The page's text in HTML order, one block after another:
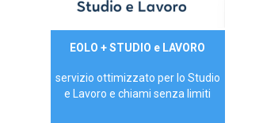
29,90€/mese
EOLO + STUDIO e LAVORO
servizio ottimizzato per lo Studio
e Lavoro e chiami senza limiti